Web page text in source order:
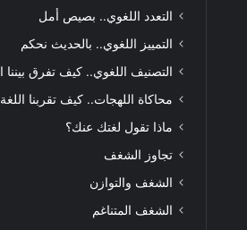
التعدد اللغوي.. بصيص أمل
التمييز اللغوي.. بالحديث نحكم
التصنيف اللغوي.. كيف تفرق بيننا
محاكاة اللهجات.. كيف تقربنا
ماذا تقول لغتك عنك؟
تجاوز الشغف
الشغف والتوازن
الشغف المتناغم